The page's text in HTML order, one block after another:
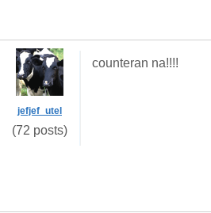
jefjef_utel
(72 posts)
counteran na!!!!